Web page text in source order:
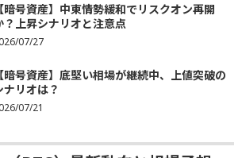
【暗号資産】中東情勢緩和でリスクオン再開
？上昇シナリオと注意点
07/27
【暗号資産】底堅い相場が継続中、上値突破の
ナリオは？
07/21